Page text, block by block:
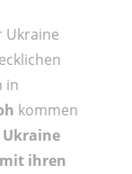
Ukraine
in
kommen
Ukraine
ihren